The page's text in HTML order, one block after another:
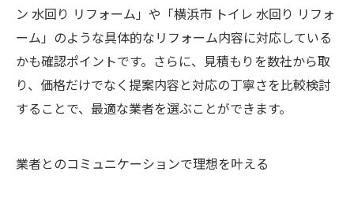
ン 水回り リフォーム」や「横浜市 トイレ 水回り リフォ
ーム」のような具体的なリフォーム内容に対応している
かも確認ポイントです。さらに、見積もりを数社から取
り、価格だけでなく提案内容と対応の丁寧さを比較検討
することで、最適な業者を選ぶことができます。
業者とのコミュニケーションで理想を叶える